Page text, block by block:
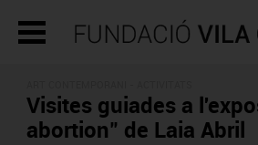
Visites guiades a
abortion" de Laia Abril